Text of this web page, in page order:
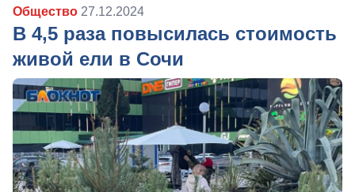
Общество 27.12.2024
В 4,5 раза повысилась стоимость
живой ели в Сочи